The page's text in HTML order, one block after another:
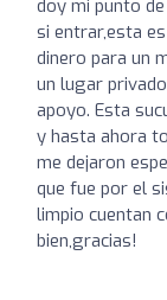
doy mi punto
si entrar,esta
dinero para un
un lugar
apoyo. Esta
y hasta ahora
me dejaron
que fue por el
limpio cuentan
bien,gracias!